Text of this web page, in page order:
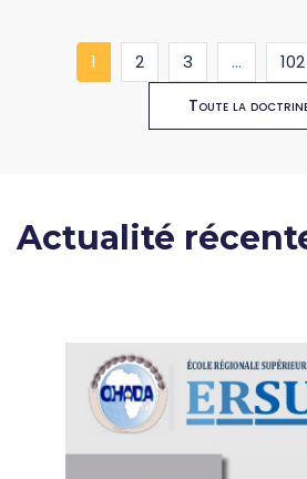
1 (current)
2 3 ... 102
Toute la
Actualité